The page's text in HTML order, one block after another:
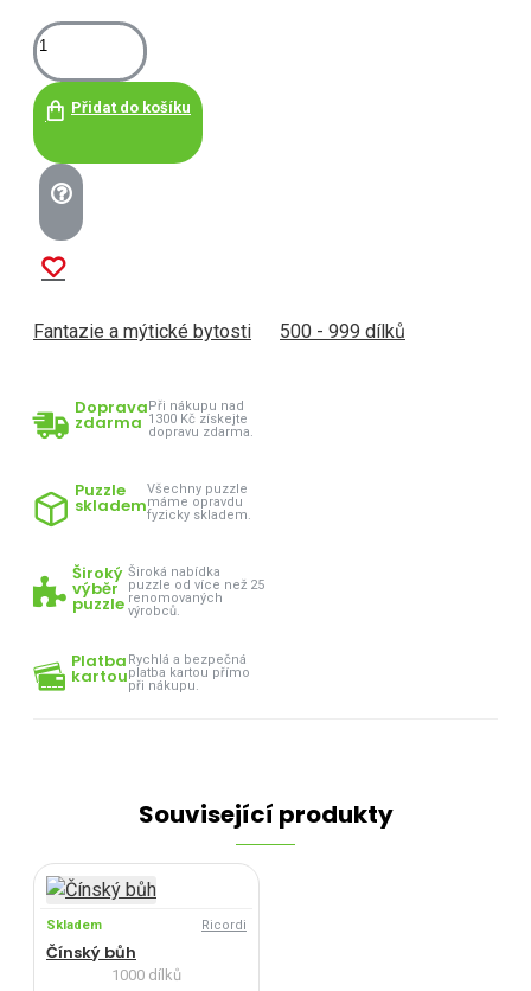
Přidat do košíku
Fantazie a mýtické bytosti 500 - 999 dílků
Doprava
zdarma
Při nákupu nad
1300 Kč získejte
dopravu zdarma.
Puzzle
skladem
Všechny puzzle
máme opravdu
fyzicky skladem.
Široký
výběr
puzzle
Široká nabídka
puzzle od více než 25
renomovaných
výrobců.
Platba
kartou
Rychlá a bezpečná
platba kartou přímo
při nákupu.
Související produkty
Skladem Ricordi
Čínský bůh
1000 dílků